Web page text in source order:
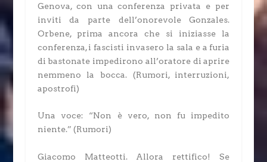
Genova, con una conferenza privata e per
inviti da parte dell’onorevole Gonzales.
Orbene, prima ancora che si iniziasse la
conferenza, i fascisti invasero la sala e a furia
di bastonate impedirono all’oratore di aprire
nemmeno la bocca. (Rumori, interruzioni,
apostrofi)
Una voce: “Non è vero, non fu impedito
niente.” (Rumori)
Giacomo Matteotti.Allora rettifico! Se